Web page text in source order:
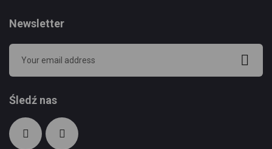
Newsletter
Śledź nas